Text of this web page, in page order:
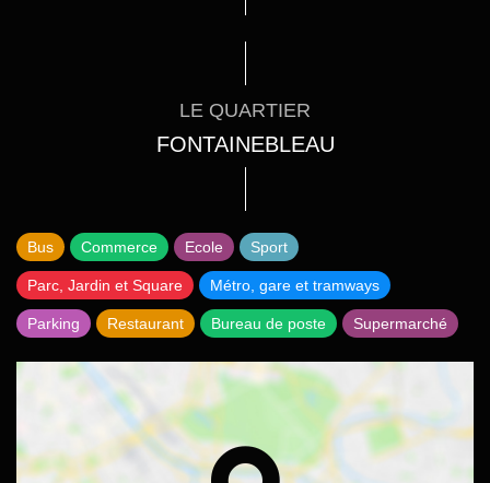
LE QUARTIER
FONTAINEBLEAU
Bus Commerce Ecole Sport
Parc, Jardin et Square Métro, gare et tramways
Parking Restaurant Bureau de poste Supermarché